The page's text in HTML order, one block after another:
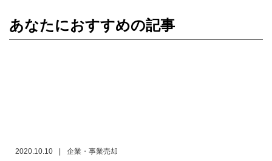
あなたにおすすめの記事
2020.10.10 企業・事業売却